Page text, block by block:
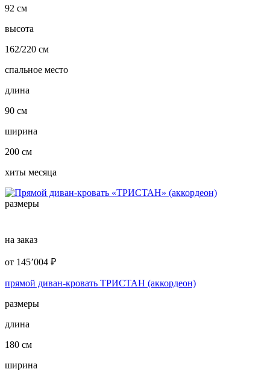
92 см
высота
162/220 см
спальное место
длина
90 см
ширина
200 см
хиты месяца
размеры
на заказ
от 145’004 ₽
прямой диван-кровать ТРИСТАН (аккордеон)
размеры
длина
180 см
ширина